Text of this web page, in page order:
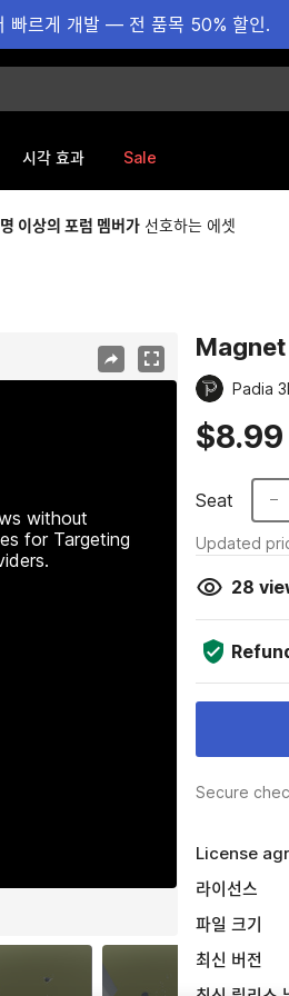
빠르게 개발 — 전 품목 50% 할인.
시각 효과 Sale
이상의 포럼 멤버가 선호하는 에셋
without
for Targeting
Padia
$8.99
Seat
Updated
28
Secure
License
라이선스
파일 크기
최신 버전